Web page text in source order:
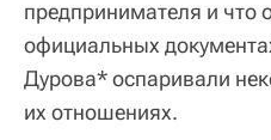
предпринимателя и что
официальных
Дурова* оспаривали
их отношениях.